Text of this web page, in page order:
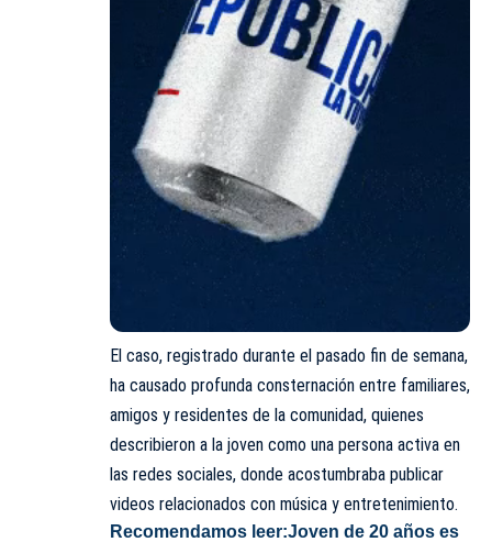
El caso, registrado durante el pasado fin de semana,
ha causado profunda consternación entre familiares,
amigos y residentes de la comunidad, quienes
describieron a la joven como una persona activa en
las redes sociales, donde acostumbraba publicar
videos relacionados con música y entretenimiento.
Recomendamos leer:Joven de 20 años es